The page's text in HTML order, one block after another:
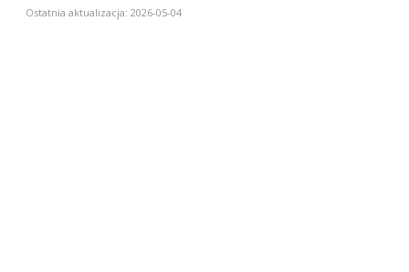
Ostatnia aktualizacja: 2026-05-04